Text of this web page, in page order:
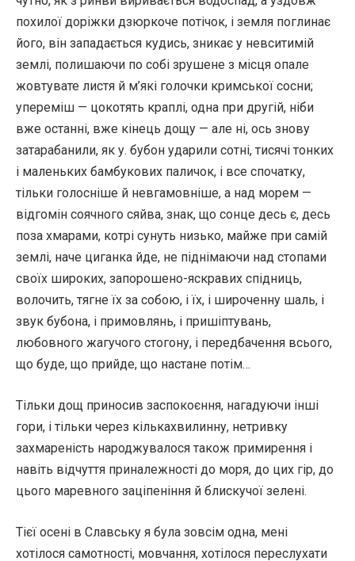
похилої доріжки дзюркоче потічок, і земля поглинає
його, він западається кудись, зникає у невситимій
землі, полишаючи по собі зрушене з місця опале
жовтувате листя й м’які голочки кримської сосни;
упереміш — цокотять краплі, одна при другій, ніби
вже останні, вже кінець дощу — але ні, ось знову
затарабанили, як у. бубон ударили сотні, тисячі тонких
і маленьких бамбукових паличок, і все спочатку,
тільки голосніше й невгамовніше, а над морем —
відгомін соячного сяйва, знак, що сонце десь є, десь
поза хмарами, котрі сунуть низько, майже при самій
землі, наче циганка йде, не піднімаючи над стопами
своїх широких, запорошено-яскравих спідниць,
волочить, тягне їх за собою, і їх, і широченну шаль, і
звук бубона, і примовлянь, і пришіптувань,
любовного жагучого стогону, і передбачення всього,
що буде, що прийде, що настане потім…
Тільки дощ приносив заспокоєння, нагадуючи інші
гори, і тільки через кількахвилинну, нетривку
захмареність народжувалося також примирення і
навіть відчуття приналежності до моря, до цих гір, до
цього маревного заціпеніння й блискучої зелені.
Тієї осені в Славську я була зовсім одна, мені
хотілося самотності, мовчання, хотілося переслухати